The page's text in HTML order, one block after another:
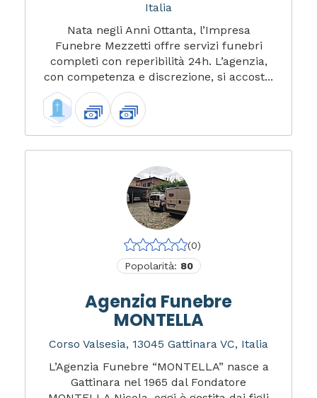
Italia
Nata negli Anni Ottanta, l’Impresa
Funebre Mezzetti offre servizi funebri
completi con reperibilità 24h. L’agenzia,
con competenza e discrezione, si accost...
(0)
Popolarità: 80
Agenzia Funebre
MONTELLA
Corso Valsesia, 13045 Gattinara VC, Italia
L’Agenzia Funebre “MONTELLA” nasce a
Gattinara nel 1965 dal Fondatore